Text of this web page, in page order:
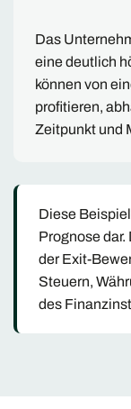
Das
eine deutlich
können von
profitieren,
Zeitpunkt und
Diese
Prognose
der Exit-
Steuern,
des